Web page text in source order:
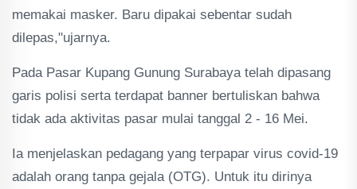
memakai masker. Baru dipakai sebentar sudah
dilepas,"ujarnya.
Pada Pasar Kupang Gunung Surabaya telah dipasang
garis polisi serta terdapat banner bertuliskan bahwa
tidak ada aktivitas pasar mulai tanggal 2 - 16 Mei.
Ia menjelaskan pedagang yang terpapar virus covid-19
adalah orang tanpa gejala (OTG). Untuk itu dirinya